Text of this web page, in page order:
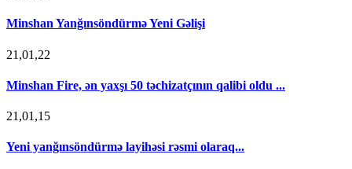
Minshan Yanğınsöndürmə Yeni Gəlişi
21,01,22
Minshan Fire, ən yaxşı 50 təchizatçının qalibi oldu ...
21,01,15
Yeni yanğınsöndürmə layihəsi rəsmi olaraq...